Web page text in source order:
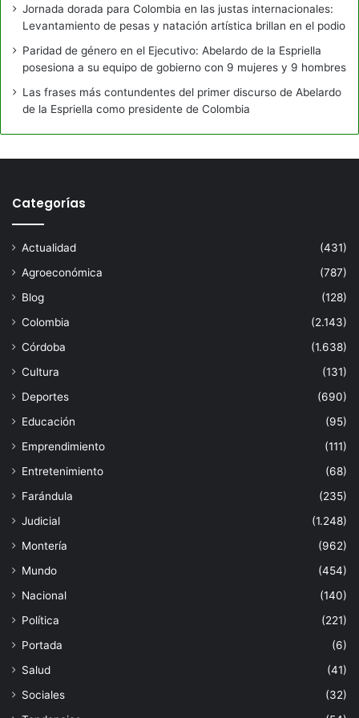
Jornada dorada para Colombia en las justas internacionales:
Levantamiento de pesas y natación artística brillan en el podio
Paridad de género en el Ejecutivo: Abelardo de la Espriella
posesiona a su equipo de gobierno con 9 mujeres y 9 hombres
Las frases más contundentes del primer discurso de Abelardo
de la Espriella como presidente de Colombia
Categorías
Actualidad
(431)
Agroeconómica
(787)
Blog
(128)
Colombia
(2.143)
Córdoba
(1.638)
Cultura
(131)
Deportes
(690)
Educación
(95)
Emprendimiento
(111)
Entretenimiento
(68)
Farándula
(235)
Judicial
(1.248)
Montería
(962)
Mundo
(454)
Nacional
(140)
Política
(221)
Portada
(6)
Salud
(41)
Sociales
(32)